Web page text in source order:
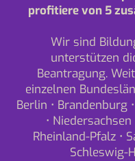
profitiere von 5
Wir sind
unterstützen
Beantragung.
einzelnen
Berlin • Brandenburg •
• Niedersachsen
Rheinland-Pfalz •
Schleswig-